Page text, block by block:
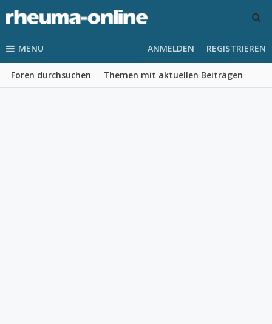
MENU
Foren durchsuchen Themen mit aktuellen Beiträgen
ANMELDEN REGISTRIEREN